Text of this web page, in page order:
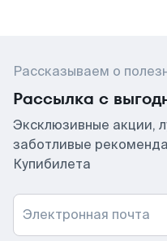
Рассказываем о
Рассылка с
Эксклюзивные акции,
заботливые
Купибилета
Электронная почта